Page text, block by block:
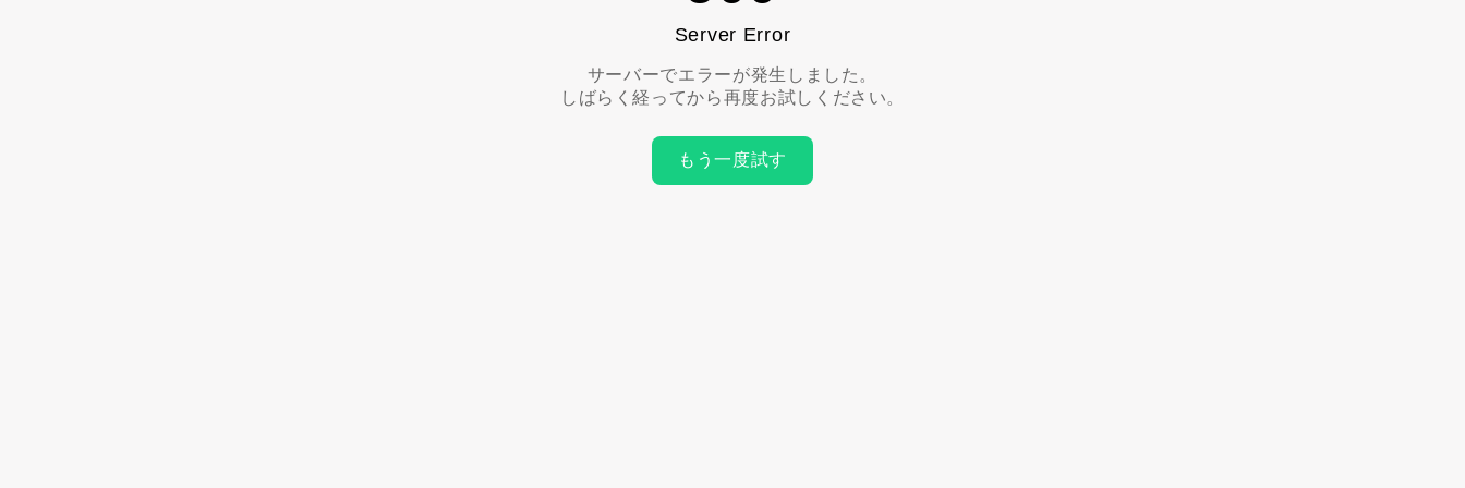
Server Error
サーバーでエラーが発生しました。
しばらく経ってから再度お試しください。
もう一度試す